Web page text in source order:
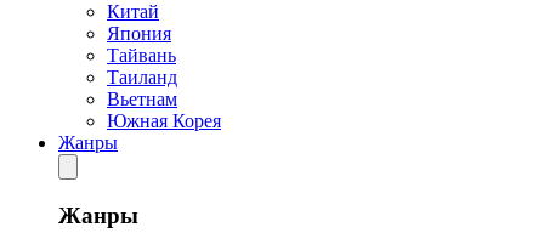
Китай
Япония
Тайвань
Таиланд
Вьетнам
Южная Корея
Жанры
Жанры